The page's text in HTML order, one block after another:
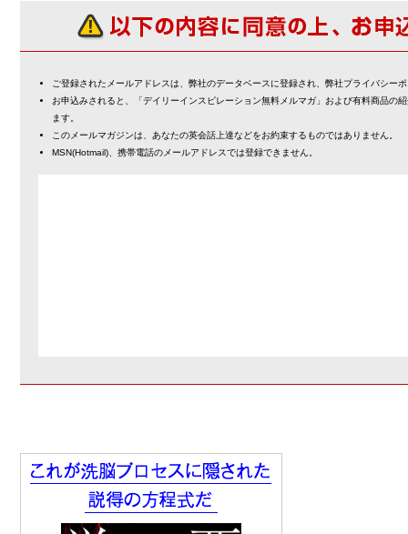
ご登録されたメールアドレスは、弊社のデータベースに登録され、弊社プライバシー
お申込みされると、「デイリーインスピレーション無料メルマガ」および有料商品の
ます。
このメールマガジンは、あなたの英会話上達などをお約束するものではありません。
MSN(Hotmail)、携帯電話のメールアドレスでは登録できません。